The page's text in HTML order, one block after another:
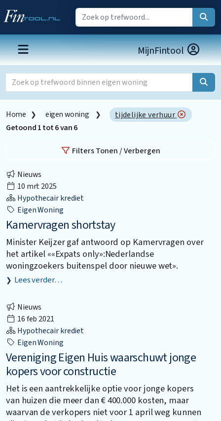
MijnFintool
Home eigen woning
tijdelijke verhuur
Getoond1tot6van6
Filters Tonen / Verbergen
Nieuws
10 mrt 2025
Hypothecair krediet
Eigen Woning
Kamervragen shortstay
Minister Keijzer gaf antwoord op Kamervragen over
het artikel ««Expats only»:Nederlandse
woningzoekers buitenspel door nieuwe wet».
Lees verder…
Nieuws
16 feb 2021
Hypothecair krediet
Eigen Woning
Vereniging Eigen Huis waarschuwt jonge
kopers voor constructie
Het is een aantrekkelijke optie voor jonge kopers
van huizen die meer dan € 400.000 kosten, maar
waarvan de verkopers niet voor 1 april weg kunnen